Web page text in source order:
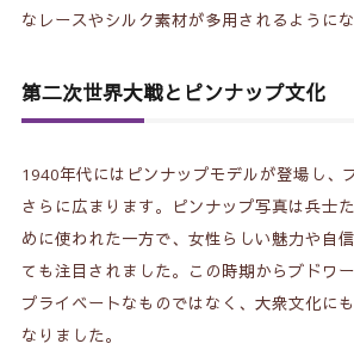
4-2. 日本独自のアプローチ
5-1. 多様性とサステナビリティ
5-2. 自己表現としての重要性
6. まとめ
なレースやシルク素材が多用されるようにな
第二次世界大戦とピンナップ文化
1940年代にはピンナップモデルが登場し、
さらに広まります。ピンナップ写真は兵士
めに使われた一方で、女性らしい魅力や自
ても注目されました。この時期からブドワ
プライベートなものではなく、大衆文化に
なりました。